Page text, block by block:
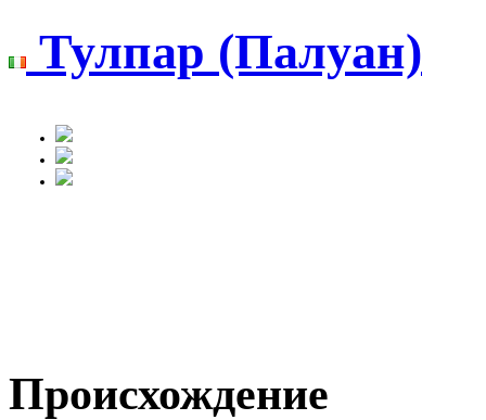
Тулпaр (Пaлуaн)
Происхождение